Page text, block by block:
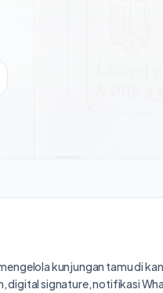
kunjungan tamu di
digital signature, notifikasi